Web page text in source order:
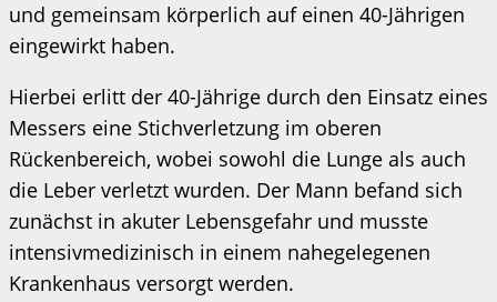
und gemeinsam körperlich auf einen 40-Jährigen
eingewirkt haben.
Hierbei erlitt der 40-Jährige durch den Einsatz eines
Messers eine Stichverletzung im oberen
Rückenbereich, wobei sowohl die Lunge als auch
die Leber verletzt wurden. Der Mann befand sich
zunächst in akuter Lebensgefahr und musste
intensivmedizinisch in einem nahegelegenen
Krankenhaus versorgt werden.